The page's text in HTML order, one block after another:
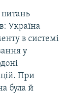
питань
Україна
в системі
у
При
була й